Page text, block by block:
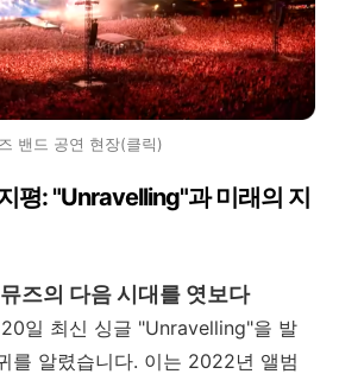
밴드 공연 현장(클릭)
평: "Unravelling"과 미래의 지
뮤즈의 다음 시대를 엿보다
20일 최신 싱글 "Unravelling"을 발
를 알렸습니다. 이는 2022년 앨범